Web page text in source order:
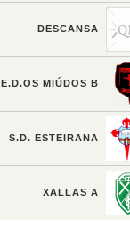
DESCANSA
E.D.OS MIÚDOS B
S.D. ESTEIRANA
XALLAS A